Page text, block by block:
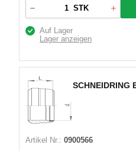
STK
Auf Lager
Lager anzeigen
SCHNEIDRING
Artikel Nr.: 0900566